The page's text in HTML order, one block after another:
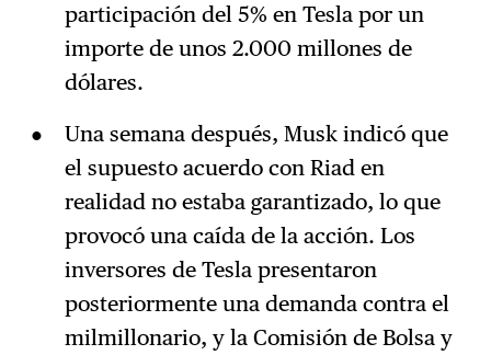
participación del 5% en Tesla por un
importe de unos 2.000 millones de
dólares.
Una semana después, Musk indicó que
el supuesto acuerdo con Riad en
realidad no estaba garantizado, lo que
provocó una caída de la acción. Los
inversores de Tesla presentaron
posteriormente una demanda contra el
milmillonario, y la Comisión de Bolsa y